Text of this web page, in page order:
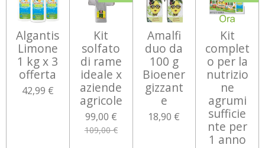
Algantis
Limone
1 kg x 3
offerta
42,99 €
Kit
solfato
di rame
ideale x
aziende
agricole
99,00 €
109,00 €
Amalfi
duo da
100 g
Bioener
gizzant
e
18,90 €
Kit
complet
o per la
nutrizio
ne
agrumi
sufficie
nte per
1 anno